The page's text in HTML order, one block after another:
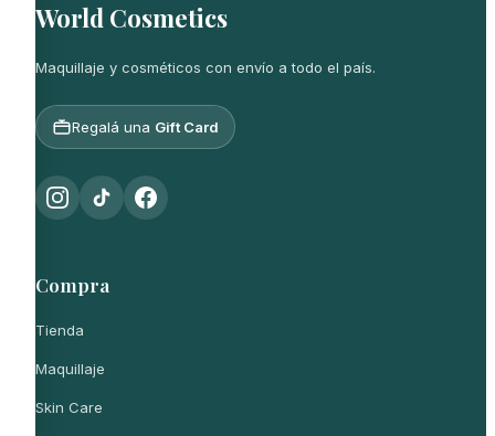
World Cosmetics
Maquillaje y cosméticos con envío a todo el país.
Regalá una Gift Card
Compra
Tienda
Maquillaje
Skin Care